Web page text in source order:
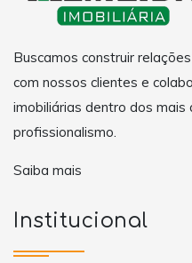
Buscamos construir
com nossos clientes e
imobiliárias dentro dos
profissionalismo.
Saiba mais
Institucional